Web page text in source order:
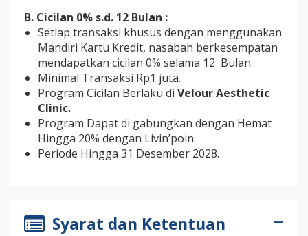
B. Cicilan 0% s.d. 12 Bulan :
Setiap transaksi khusus dengan menggunakan
Mandiri Kartu Kredit, nasabah berkesempatan
mendapatkan cicilan 0% selama 12 Bulan.
Minimal Transaksi Rp1 juta.
Program Cicilan Berlaku di Velour Aesthetic
Clinic.
Program Dapat di gabungkan dengan Hemat
Hingga 20% dengan Livin’poin.
Periode Hingga 31 Desember 2028.
Syarat dan Ketentuan